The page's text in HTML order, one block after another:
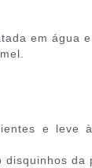
em água
e leve
da